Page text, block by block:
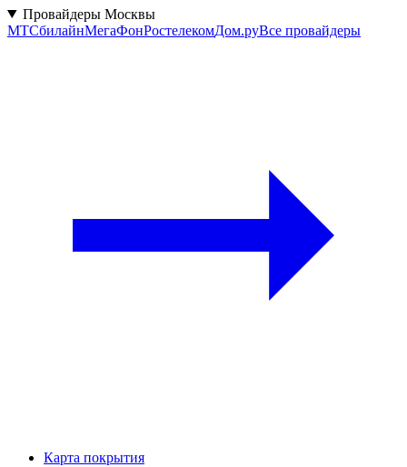
Провайдеры Москвы
МТСбилайнМегаФонРостелекомДом.руВсе провайдеры
Карта покрытия